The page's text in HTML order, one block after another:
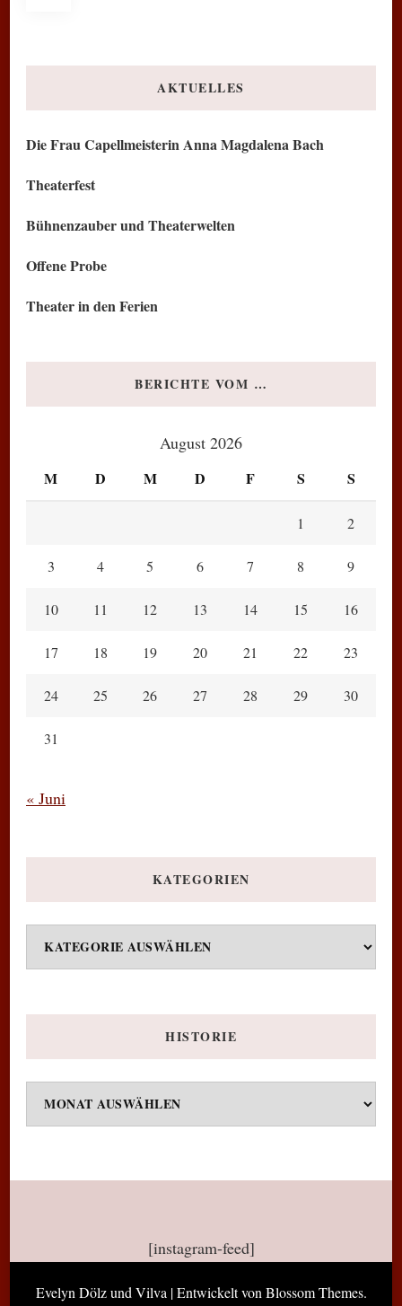
AKTUELLES
Die Frau Capellmeisterin Anna Magdalena Bach
Theaterfest
Bühnenzauber und Theaterwelten
Offene Probe
Theater in den Ferien
BERICHTE VOM …
August 2026
M D M D F S S
1 2
3 4 5 6 7 8 9
10 11 12 13 14 15 16
17 18 19 20 21 22 23
24 25 26 27 28 29 30
31
« Juni
KATEGORIEN
Kategorien
HISTORIE
Historie
[instagram-feed]
Evelyn Dölz und Vilva | Entwickelt von Blossom Themes.